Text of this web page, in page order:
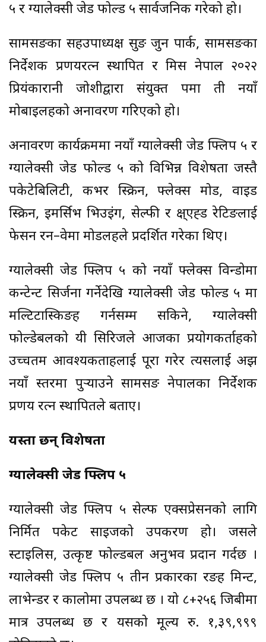
५ र ग्यालेक्सी जेड फोल्ड ५ सार्वजनिक गरेको हो।
सामसङका सहउपाध्यक्ष सुङ जुन पार्क, सामसङका
निर्देशक प्रणयरत्न स्थापित र मिस नेपाल २०२२
प्रियंकारानी जोशीद्वारा संयुक्त रूपमा ती नयाँ
मोबाइलहरूको अनावरण गरिएको हो।
अनावरण कार्यक्रममा नयाँ ग्यालेक्सी जेड फ्लिप ५ र
ग्यालेक्सी जेड फोल्ड ५ को विभिन्न विशेषता जस्तै
पकेटेबिलिटी, कभर स्क्रिन, फ्लेक्स मोड, वाइड
स्क्रिन, इमर्सिभ भिउइंग, सेल्फी र क्ष्एह्ड रेटिङलाई
फेसन रन–वेमा मोडलहरूले प्रदर्शित गरेका थिए।
ग्यालेक्सी जेड फ्लिप ५ को नयाँ फ्लेक्स विन्डाेमा
कन्टेन्ट सिर्जना गर्नेदेखि ग्यालेक्सी जेड फोल्ड ५ मा
मल्टिटास्किङहरू गर्नसम्म सकिने, ग्यालेक्सी
फोल्डेबलको यी सिरिजले आजका प्रयोगकर्ताहरूको
उच्चतम आवश्यकताहरूलाई पूरा गरेर त्यसलाई अझ
नयाँ स्तरमा पुर्‍याउने सामसङ नेपालका निर्देशक
प्रणय रत्न स्थापितले बताए।
यस्ता छन् विशेषता
ग्यालेक्सी जेड फ्लिप ५
ग्यालेक्सी जेड फ्लिप ५ सेल्फ एक्सप्रेसनको लागि
निर्मित पकेट साइजको उपकरण हो। जसले
स्टाइलिस, उत्कृष्ट फोल्डबल अनुभव प्रदान गर्दछ ।
ग्यालेक्सी जेड फ्लिप ५ तीन प्रकारका रङहरू मिन्ट,
लाभेन्डर र कालोमा उपलब्ध छ । यो ८+२५६ जिबीमा
मात्र उपलब्ध छ र यसको मूल्य रु. १,३९,९९९